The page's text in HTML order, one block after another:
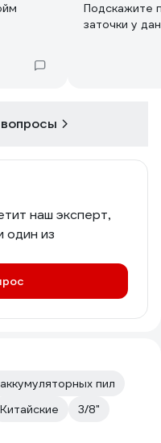
Подскажите
заточки у
наш эксперт,
один из
пил
Китайские
3/8"